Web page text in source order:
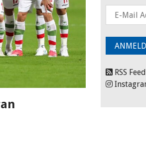
RSS Feed